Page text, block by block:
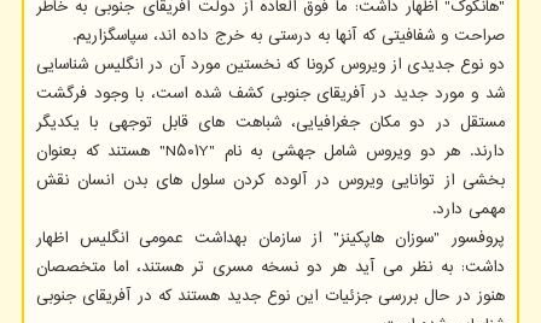
"هانکوک" اظهار داشت: ما فوق العاده از دولت آفریقای جنوبی به خاطر
صراحت و شفافیتی که آنها به درستی به خرج داده اند، سپاسگزاریم.
دو نوع جدیدی از ویروس کرونا که نخستین مورد آن در انگلیس شناسایی
شد و مورد جدید در آفریقای جنوبی کشف شده است، با وجود فرگشت
مستقل در دو مکان جغرافیایی، شباهت های قابل توجهی با یکدیگر
دارند. هر دو ویروس شامل جهشی به نام "N۵۰۱Y" هستند که بعنوان
بخشی از توانایی ویروس در آلوده کردن سلول های بدن انسان نقش
مهمی دارد.
پروفسور "سوزان هاپکینز" از سازمان بهداشت عمومی انگلیس اظهار
داشت: به نظر می آید هر دو نسخه مسری تر هستند، اما متخصصان
هنوز در حال بررسی جزئیات این نوع جدید هستند که در آفریقای جنوبی